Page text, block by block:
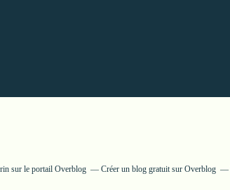
sur le portail Overblog Créer un blog gratuit sur Overblog